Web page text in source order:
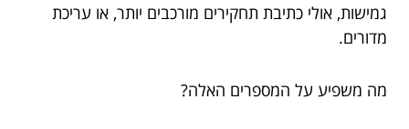
גמישות, אולי כתיבת תחקירים מורכבים יותר, או עריכת
מדורים.
מה משפיע על המספרים האלה?